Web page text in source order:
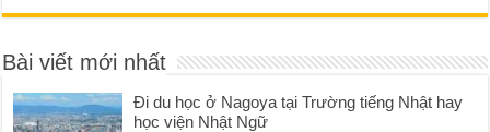
Bài viết mới nhất
Đi du học ở Nagoya tại Trường tiếng Nhật hay
học viện Nhật Ngữ